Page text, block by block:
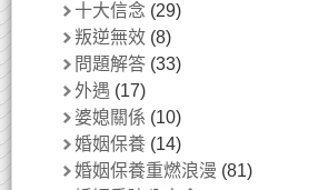
十大信念 (29)
叛逆無效 (8)
問題解答 (33)
外遇 (17)
婆媳關係 (10)
婚姻保養 (14)
婚姻保養重燃浪漫 (81)